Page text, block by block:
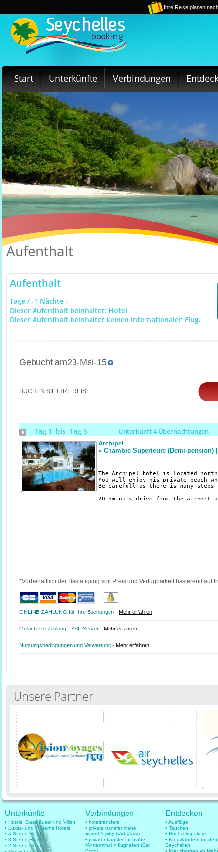
Ihre Reise planen
Start Unterkünfte Verbindungen
Aufenthalt
Aufenthalt
Tage / -1 Nächte -
Dieser Aufenthalt beinhaltet: Hotel
Dieser Aufenthalt beinhaltet keinen internationalen Flug.
Gebucht am23-Mai-15
BUCHEN SIE IHRE REISE
Tag 1 bis Tag 5 Unterkunft 4 Übernachtungen
Archipel
» Chambre Superieure (Demi-pension)
The Archipel hotel is located
You will enjoy his private beach
Be carefull as there is many
20 nminuts drive from the airport
*Vorbehaltlich der Bestätigung von Preis und Verfügbarkeit basierend auf
ONLINE-ZAHLUNG für Ihre Buchungen - Mehr erfahren
Gesicherte Zahlung - SSL-Server - Mehr erfahren
Nutzungsbedingungen und Verwertung - Mehr erfahren
Unsere Partner
Unterkünfte
• Hotels, Gasthäuser und Villen
• Luxus- und 5 Sterne Hotels
• 4 Sterne Hotels
• 3 Sterne Hotels
• 2 Sterne Hotels
Verbindungen
• hoteltransfers
• private transfer mahe
airport > jetty (Cat Coco)
• privater transfer für mahe
fÄhrterminal > flughafen (Cat
Entdecken
• Ausflüge
• Tauchen
• Hochzeitspakete
• Kreuzfahrten auf den
Seychellen